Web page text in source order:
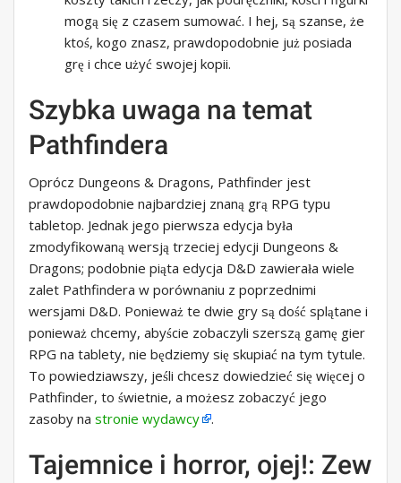
mogą się z czasem sumować. I hej, są szanse, że
ktoś, kogo znasz, prawdopodobnie już posiada
grę i chce użyć swojej kopii.
Szybka uwaga na temat
Pathfindera
Oprócz Dungeons & Dragons, Pathfinder jest
prawdopodobnie najbardziej znaną grą RPG typu
tabletop. Jednak jego pierwsza edycja była
zmodyfikowaną wersją trzeciej edycji Dungeons &
Dragons; podobnie piąta edycja D&D zawierała wiele
zalet Pathfindera w porównaniu z poprzednimi
wersjami D&D. Ponieważ te dwie gry są dość splątane i
ponieważ chcemy, abyście zobaczyli szerszą gamę gier
RPG na tablety, nie będziemy się skupiać na tym tytule.
To powiedziawszy, jeśli chcesz dowiedzieć się więcej o
Pathfinder, to świetnie, a możesz zobaczyć jego
zasoby na stronie wydawcy .
Tajemnice i horror, ojej!: Zew